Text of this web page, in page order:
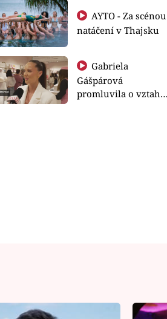
natáčení v Thajsku
Gabriela
Gášpárová
promluvila o vztahu